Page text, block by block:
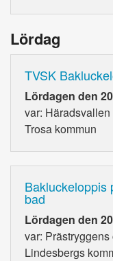
Lördag
TVSK
Lördagen den
var:
Trosa kommun
Bakluckeloppis
bad
Lördagen den
var:
Lindesbergs